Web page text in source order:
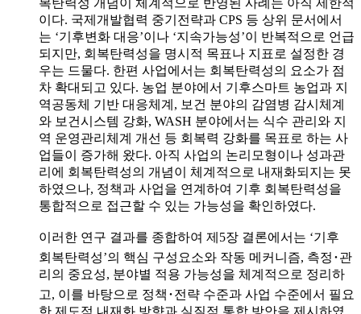
복탄력성 개념이 체계적으로 반영된 사례는 아직 제한적
이다. 국제개발협력 중기전략과 CPS 등 상위 문서에서
는 ‘기후변화 대응’이나 ‘지속가능성’이 반복적으로 언급
되지만, 회복탄력성을 명시적 목표나 지표로 설정한 경
우는 드물다. 한편 사업에서는 회복탄력성의 요소가 점
차 확대되고 있다. 농업 분야에서 기후스마트 농업과 지
역공동체 기반 대응체계, 보건 분야의 감염병 감시체계
와 보건시스템 강화, WASH 분야에서는 식수 관리와 지
역 운영관리체계 개선 등 회복력 강화를 목표로 하는 사
업들이 증가해 왔다. 아직 사업의 논리모형이나 성과관
리에 회복탄력성의 개념이 체계적으로 내재화되지는 못
하였으나, 정책과 사업을 연계하여 기후 회복탄력성을
통합적으로 접근할 수 있는 가능성을 확인하였다.
이러한 연구 결과를 종합하여 제5장 결론에서는 ‘기후
회복탄력성’의 핵심 구성요소와 작동 메커니즘, 측정･관
리의 중요성, 분야별 적용 가능성을 체계적으로 정리하
고, 이를 바탕으로 정책･전략 수준과 사업 수준에서 필요
한 제도적 내재화 방향과 실질적 통합 방안을 제시하였